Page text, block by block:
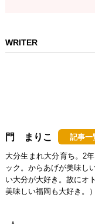
WRITER
門 まりこ 記事一
大分生まれ大分育ち。2
ック。からあげが美味し
い大分が大好き。故にオ
美味しい福岡も大好き。）